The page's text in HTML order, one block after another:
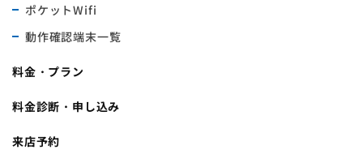
ポケットWifi
動作確認端末一覧
料金・プラン
料金診断・申し込み
来店予約